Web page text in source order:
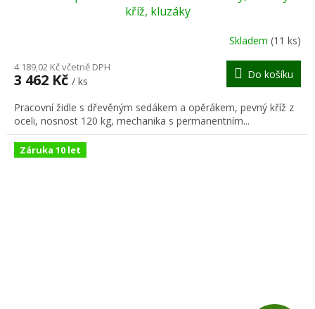
R
M
A
kříž, kluzáky
Skladem (11 ks)
4 189,02 Kč včetně DPH
3 462 Kč / ks
Do košíku
Pracovní židle s dřevěným sedákem a opěrákem, pevný kříž z
oceli, nosnost 120 kg, mechanika s permanentním...
Záruka 10 let